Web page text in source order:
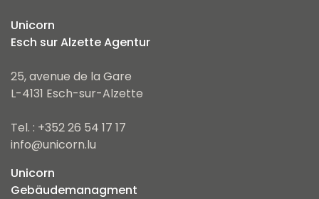
Unicorn
Esch sur Alzette Agentur
25, avenue de la Gare
L-4131 Esch-sur-Alzette
Tel. : +352 26 54 17 17
info@unicorn.lu
Unicorn
Gebäudemanagment